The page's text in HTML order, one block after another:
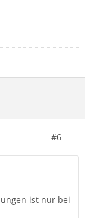
#6
ist nur bei